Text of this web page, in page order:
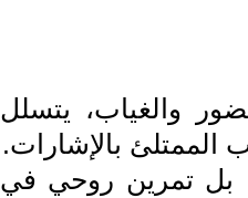
والغياب، يتسلل
الممتلئ بالإشارات.
بل تمرين روحي في